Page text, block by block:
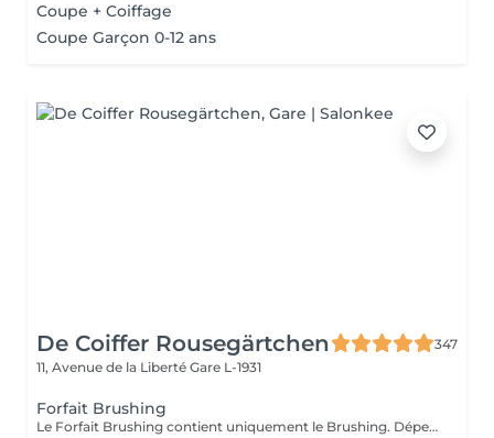
Coupe + Coiffage
Coupe Garçon 0-12 ans
De Coiffer Rousegärtchen
347
11, Avenue de la Liberté Gare L-1931
Forfait Brushing
Le Forfait Brushing contient uniquement le Brushing. Dépendant de la longueur des cheveux, le prix peut varier. En cas de questions veuillez appeler au +352 27 70 21 25.